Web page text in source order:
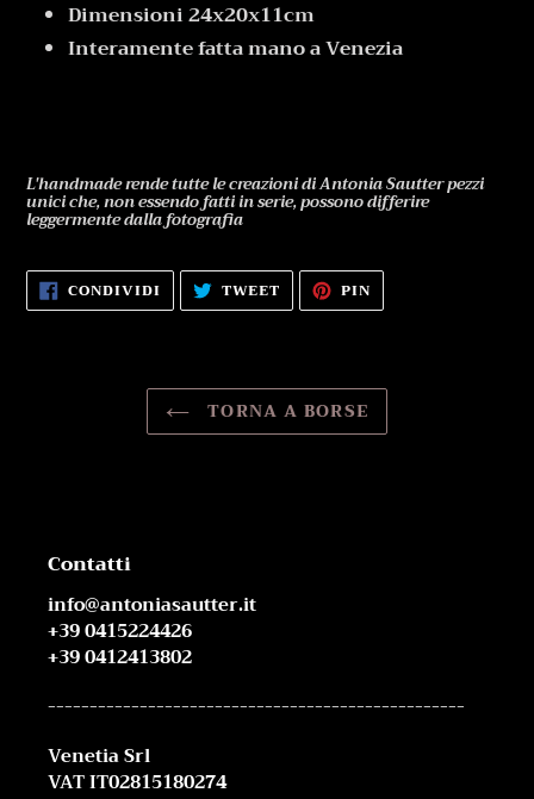
Dimensioni 24x20x11cm
Interamente fatta mano a Venezia
L'handmade rende tutte le creazioni di Antonia Sautter pezzi
unici che, non essendo fatti in serie, possono differire
leggermente dalla fotografia
CONDIVIDICONDIVIDI
SU
FACEBOOK
TWEET TWITTA
TWITTER
PIN
PINTEREST
TORNA A BORSE
Contatti
info@antoniasautter.it
+39 0415224426
+39 0412413802
--------------------------------------------------
Venetia Srl
VAT IT02815180274